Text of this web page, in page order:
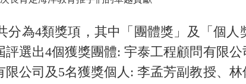
為4類獎項，其中「團體獎」及「個
選出4個獲獎團體: 宇泰工程顧問有限
公司及5名獲獎個人: 李孟芳副教授、